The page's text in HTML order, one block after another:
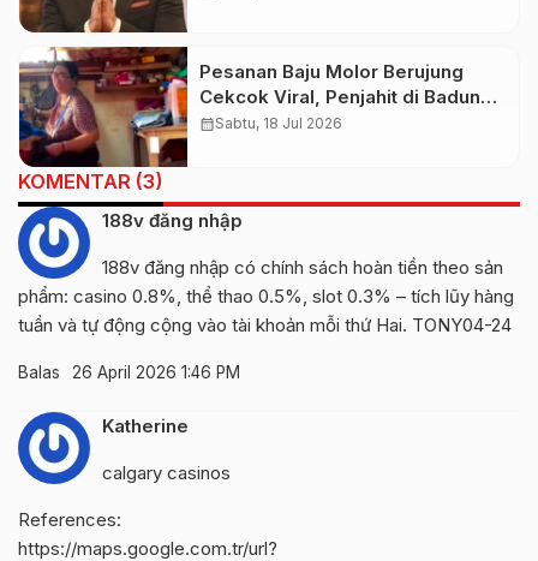
Pesanan Baju Molor Berujung
Cekcok Viral, Penjahit di Badung
Diduga Ucapkan Kata Bernada
calendar_monthSabtu, 18 Jul 2026
KOMENTAR (3)
188v đăng nhập
188v đăng nhập có chính sách hoàn tiền theo sản
phẩm: casino 0.8%, thể thao 0.5%, slot 0.3% – tích lũy hàng
tuần và tự động cộng vào tài khoản mỗi thứ Hai. TONY04-24
Balas 26 April 2026 1:46 PM
Katherine
calgary casinos
References:
https://maps.google.com.tr/url?